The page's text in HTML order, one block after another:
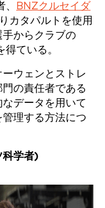
、
BNZクルセイダ
カタパルトを使用
手からクラブの
ている。
ウェンとストレ
の責任者である
データを用いて
理する方法につ
科学者)